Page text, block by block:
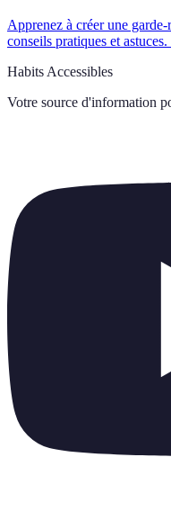
Apprenez à créer une
conseils pratiques et
Habits Accessibles
Votre source d'information